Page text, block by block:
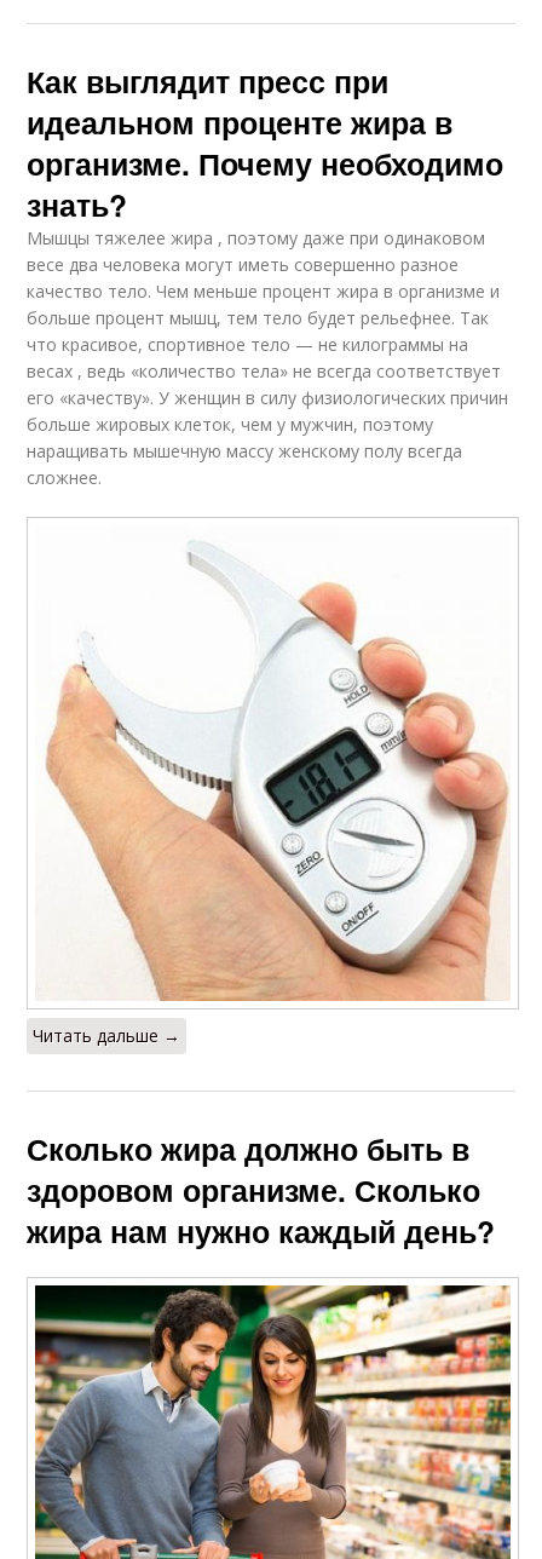
Как выглядит пресс при
идеальном проценте жира в
организме. Почему необходимо
знать?
Мышцы тяжелее жира , поэтому даже при одинаковом
весе два человека могут иметь совершенно разное
качество тело. Чем меньше процент жира в организме и
больше процент мышц, тем тело будет рельефнее. Так
что красивое, спортивное тело — не килограммы на
весах , ведь «количество тела» не всегда соответствует
его «качеству». У женщин в силу физиологических причин
больше жировых клеток, чем у мужчин, поэтому
наращивать мышечную массу женскому полу всегда
сложнее.
Читать дальше →
Сколько жира должно быть в
здоровом организме. Сколько
жира нам нужно каждый день?